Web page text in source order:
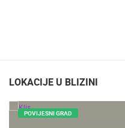
LOKACIJE U BLIZINI
POVIJESNI GRAD